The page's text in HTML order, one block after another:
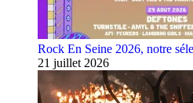
Rock En Seine 2026, notre
21 juillet 2026